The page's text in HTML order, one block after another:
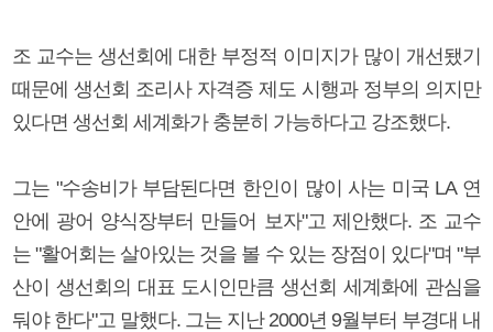
조 교수는 생선회에 대한 부정적 이미지가 많이 개선됐기
때문에 생선회 조리사 자격증 제도 시행과 정부의 의지만
있다면 생선회 세계화가 충분히 가능하다고 강조했다.
그는 "수송비가 부담된다면 한인이 많이 사는 미국 LA 연
안에 광어 양식장부터 만들어 보자"고 제안했다. 조 교수
는 "활어회는 살아있는 것을 볼 수 있는 장점이 있다"며 "부
산이 생선회의 대표 도시인만큼 생선회 세계화에 관심을
둬야 한다"고 말했다. 그는 지난 2000년 9월부터 부경대 내